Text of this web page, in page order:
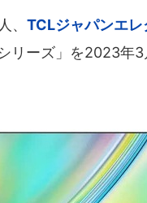
、 TCLジャパンエレ
リーズ」を2023年3